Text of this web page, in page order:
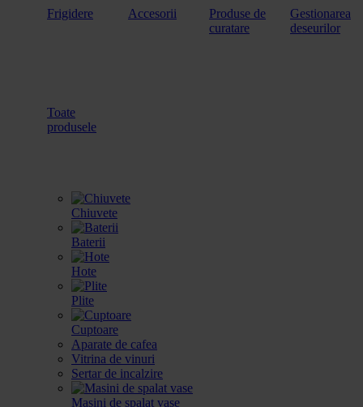
Frigidere Accesorii
Produse de
curatare
Gestionarea
deseurilor
Toate
produsele
Chiuvete
Baterii
Hote
Plite
Cuptoare
Aparate de cafea
Vitrina de vinuri
Sertar de incalzire
Masini de spalat vase